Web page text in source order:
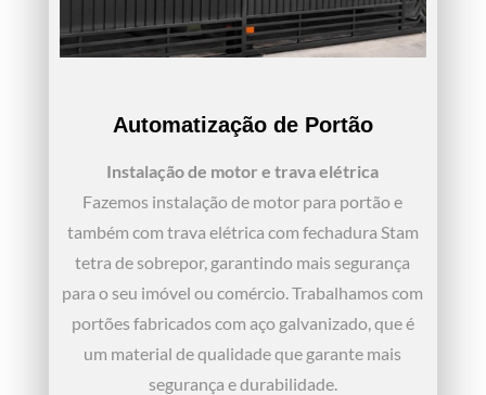
Automatização de Portão
Instalação de motor e trava elétrica
Fazemos instalação de motor para portão e
também com trava elétrica com fechadura Stam
tetra de sobrepor, garantindo mais segurança
para o seu imóvel ou comércio. Trabalhamos com
portões fabricados com aço galvanizado, que é
um material de qualidade que garante mais
segurança e durabilidade.